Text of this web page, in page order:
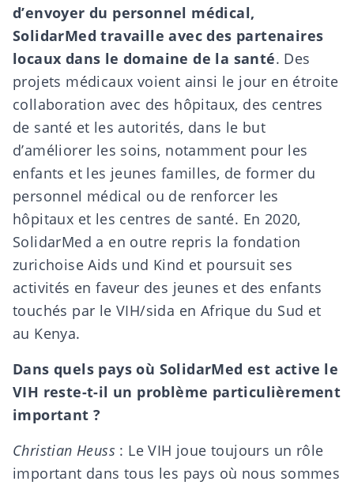
d’envoyer du personnel médical,
SolidarMed travaille avec des partenaires
locaux dans le domaine de la santé. Des
projets médicaux voient ainsi le jour en étroite
collaboration avec des hôpitaux, des centres
de santé et les autorités, dans le but
d’améliorer les soins, notamment pour les
enfants et les jeunes familles, de former du
personnel médical ou de renforcer les
hôpitaux et les centres de santé. En 2020,
SolidarMed a en outre repris la fondation
zurichoise Aids und Kind et poursuit ses
activités en faveur des jeunes et des enfants
touchés par le VIH/sida en Afrique du Sud et
au Kenya.
Dans quels pays où SolidarMed est active le
VIH reste-t-il un problème particulièrement
important ?
Christian Heuss : Le VIH joue toujours un rôle
important dans tous les pays où nous sommes